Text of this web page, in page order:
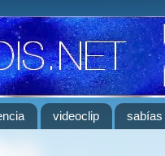
videoclip sabías